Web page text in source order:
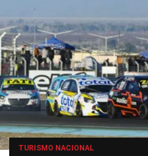
TURISMO NACIONAL